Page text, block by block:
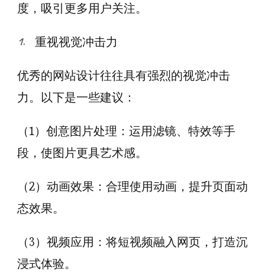
度，吸引更多用户关注。
重视视觉冲击力
优秀的网站设计往往具有强烈的视觉冲击
力。以下是一些建议：
（1）创意图片处理：运用滤镜、特效等手
段，使图片更具艺术感。
（2）动画效果：合理使用动画，提升页面动
态效果。
（3）视频应用：将短视频融入网页，打造沉
浸式体验。